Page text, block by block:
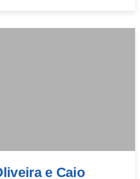
e Caio